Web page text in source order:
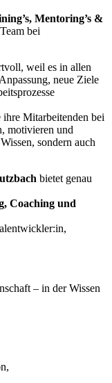
Mentoring’s &
bei
weil es in allen
neue Ziele
Mitarbeitenden bei
motivieren und
sondern auch
bietet genau
Coaching und
– in der Wissen